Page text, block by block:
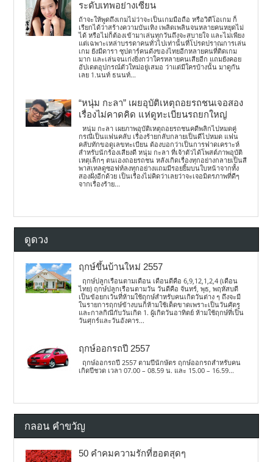
ระดับเทพอย่างเซียน
ถ้าจะให้พูดถึงเกมไม่ว่าจะเป็นเกมมือถือ หรือวิดีโอเกม ก็
เรียกได้ว่าสร้างความบันเทิง เพลิดเพลินจนหลายคนหยุดไม่
ได้ หรือไม่ก็ต้องเข้ามาเล่นทุกวันถึงจะสบายใจ และไม่เพียง
แต่เฉพาะเหล่าบรรดาคนทั่วไปเท่านั้นที่โปรดปราณการเล่น
เกม ยังมีดารา ซุปตาร์คนดังของไทยอีกหลายคนที่ติดเกม
มาก และเล่นจนเก่งยิ่งกว่าใครหลายคนเสียอีก แถมยังคอย
อัปเดตอุปกรณ์ตัวใหม่อยู่เสมอ ว่าแต่มีใครบ้างนั้น มาดูกัน
เลย 1.นนท์ ธนนท์...
“หนุ่ม กะลา” เผยอุบัติเหตุถอยรถชนเจอสอง
เรื่องไม่คาดคิด แห่ดูทะเบียนรถยกใหญ่
หนุ่ม กะลา เผยภาพอุบัติเหตุถอยรถชนคดีพลิกไปหมดคู่
กรณีเป็นแฟนคลับ เรื่องร้ายกลับกลายเป็นดีไปหมด แฟน
คลับทักขอดูเลขทะเบียน ต้องบอกว่าเป็นการฟาดเคราะห์
สำหรับนักร้องเสียงดี หนุ่ม กะลา ที่เจ้าตัวได้โพสต์ภาพอุบัติ
เหตุเล็กๆ ตนเองถอยรถชน หลังเกิดเรื่องทุกอย่างกลายเป็นสี
พาสเทลดูซอฟท์ลงทุกอย่างแถมมีรอยยิ้มบนใบหน้าจากทั้ง
สองฝั่งอีกด้วย เป็นเรื่องไม่คิดว่าเลยว่าจะเจอมิตรภาพที่ดีๆ
จากเรื่องร้าย...
ดูดวง
ฤกษ์ขึ้นบ้านใหม่ 2557
ฤกษ์ปลูกเรือนตามเดือน เดือนดีคือ 6,9,12,1,2,4 (เดือน
ไทย) ฤกษ์ปลูกเรือนตามวัน วันดีคือ จันทร์, พุธ, พฤหัสบดี
เป็นข้อยกเว้นที่ห้ามใช้ฤกษ์สำหรับคนเกิดวันต่าง ๆ ถึงจะมี
ในรายการฤกษ์ข้างบนก็ห้ามใช้เด็ดขาดเพราะเป็นวันศัตรู
และกาลกิณีกับวันเกิด 1. ผู้เกิดวันอาทิตย์ ห้ามใช้ฤกษ์ที่เป็น
วันศุกร์และวันอังคาร...
ฤกษ์ออกรถปี 2557
ฤกษ์ออกรถปี 2557 ตามปีนักษัตร ฤกษ์ออกรถสำหรับคน
เกิดปีชวด เวลา 07.00 – 08.59 น. และ 15.00 – 16.59...
กลอน คำขวัญ
50 คำคมความรักที่ฮอตสุดๆ